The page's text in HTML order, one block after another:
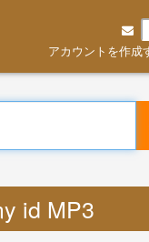
アカウントを作成
id MP3